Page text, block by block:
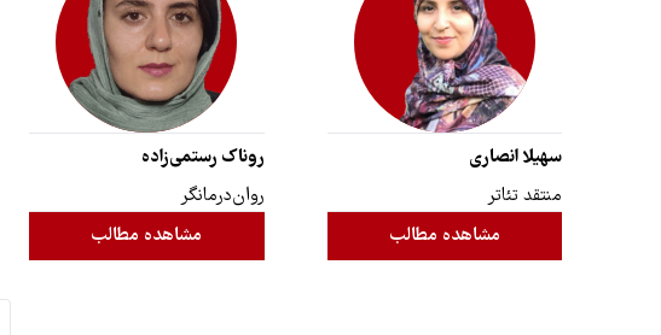
سهیلا انصاری
منتقد تئاتر
مشاهده مطالب
روناک رستمی‌زاده
روان‌درمانگر
مشاهده مطالب